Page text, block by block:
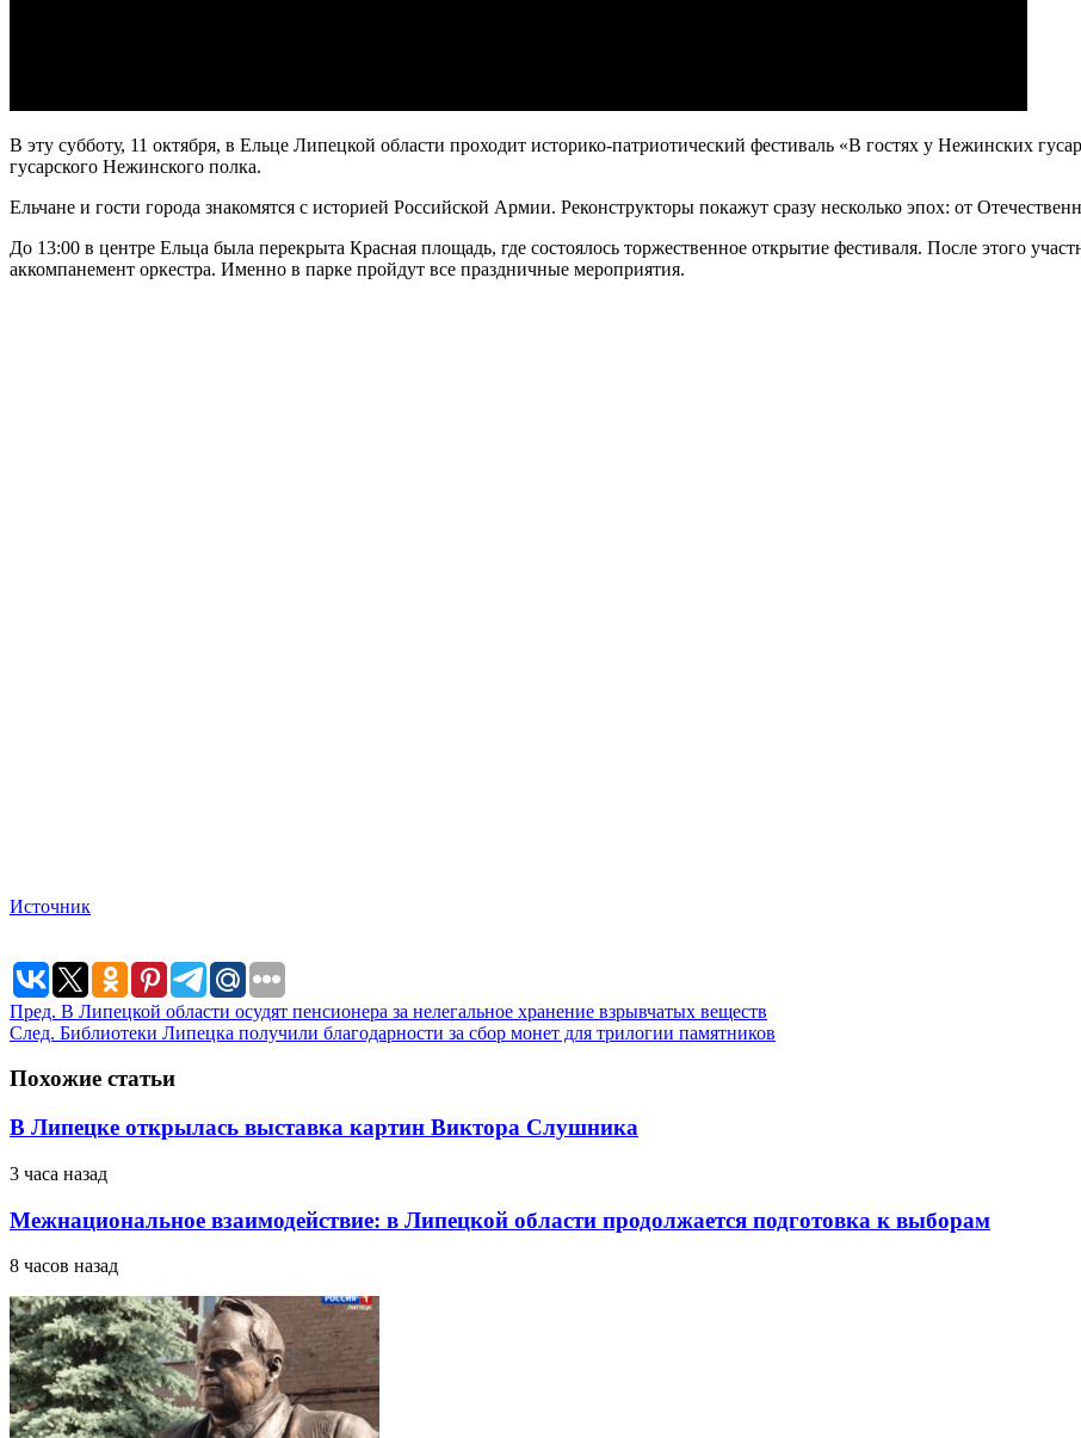
В эту субботу, 11 октября, в Ельце Липецкой области проходит историко-патриотический фестиваль «В гостях у Нежинских
гусарского Нежинского полка.
Ельчане и гости города знакомятся с историей Российской Армии. Реконструкторы покажут сразу несколько эпох: от
До 13:00 в центре Ельца была перекрыта Красная площадь, где состоялось торжественное открытие фестиваля. После этого
аккомпанемент оркестра. Именно в парке пройдут все праздничные мероприятия.
Источник
Пред. В Липецкой области осудят пенсионера за нелегальное хранение взрывчатых веществ
След. Библиотеки Липецка получили благодарности за сбор монет для трилогии памятников
Похожие статьи
В Липецке открылась выставка картин Виктора Слушника
3 часа назад
Межнациональное взаимодействие: в Липецкой области продолжается подготовка к выборам
8 часов назад